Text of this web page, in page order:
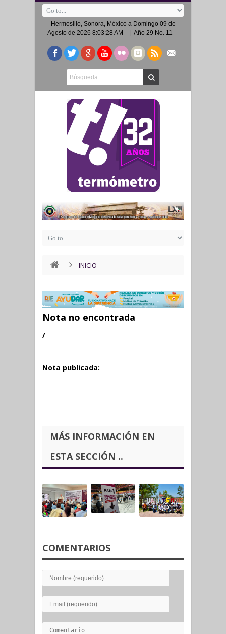
Hermosillo, Sonora, México a Domingo 09 de
Agosto de 2026 8:03:28 AM
| Año 29 No. 11
INICIO
Nota no encontrada
/
Nota publicada:
MÁS INFORMACIÓN EN
ESTA SECCIÓN ..
COMENTARIOS